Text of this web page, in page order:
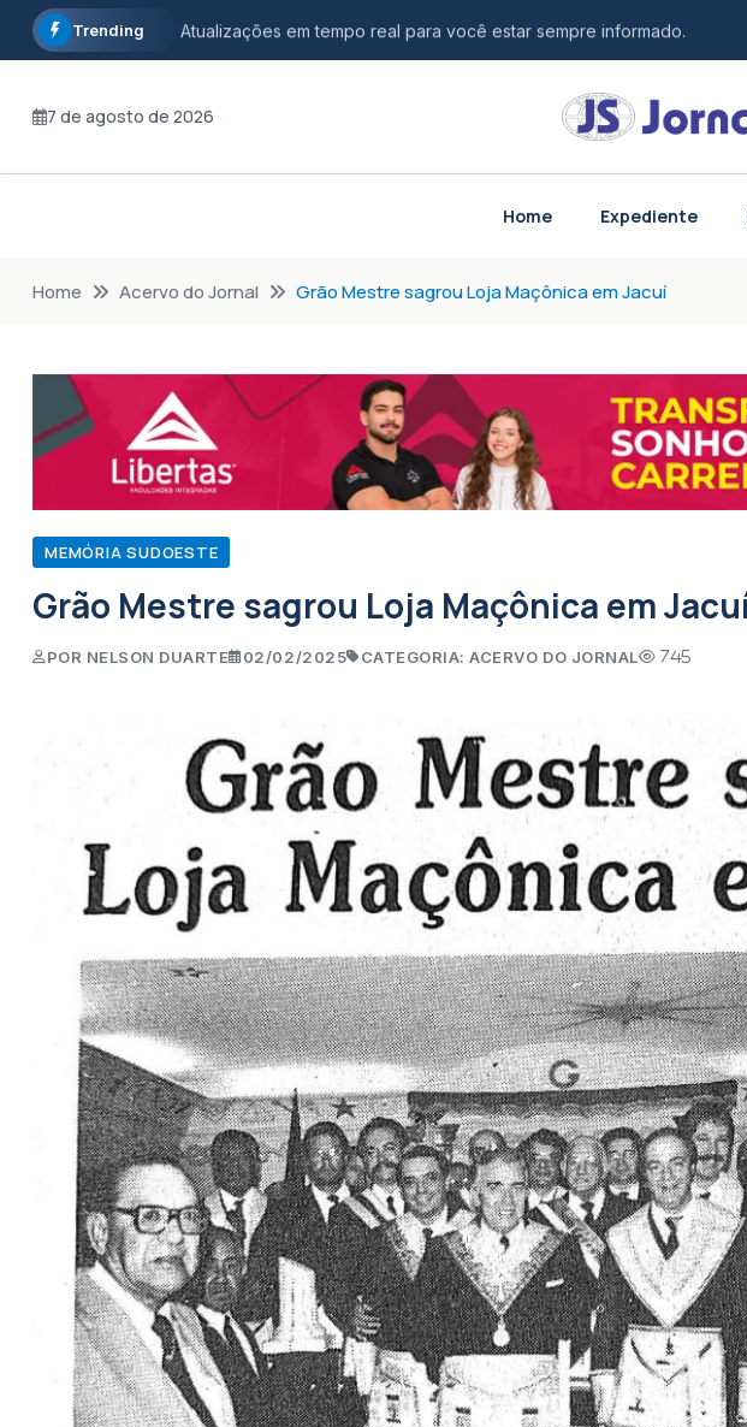
Trending Atualizações em tempo real para você estar sempre informado.
Fique por dentro dos principais acontecimentos do Brasil e do mundo.
7 de agosto de 2026
Home Expediente
Home Acervo do Jornal Grão Mestre sagrou Loja Maçônica em Jacuí
MEMÓRIA SUDOESTE
Grão Mestre sagrou Loja Maçônica em
POR NELSON DUARTE 02/02/2025 CATEGORIA: ACERVO DO JORNAL 745